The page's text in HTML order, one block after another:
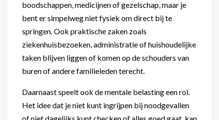
boodschappen, medicijnen of gezelschap, maar je
bent er simpelweg niet fysiek om direct bij te
springen. Ook praktische zaken zoals
ziekenhuisbezoeken, administratie of huishoudelijke
taken blijven liggen of komen op de schouders van
buren of andere familieleden terecht.
Daarnaast speelt ook de mentale belasting een rol.
Het idee dat je niet kunt ingrijpen bij noodgevallen